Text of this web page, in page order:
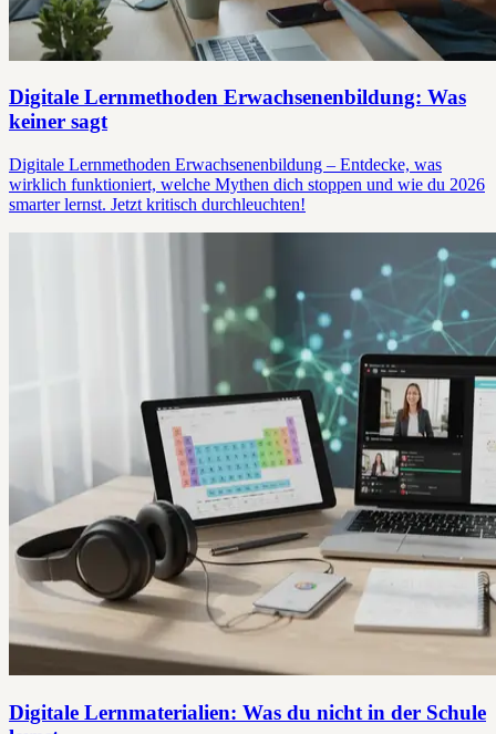
Digitale Lernmethoden Erwachsenenbildung: Was
keiner sagt
Digitale Lernmethoden Erwachsenenbildung – Entdecke, was
wirklich funktioniert, welche Mythen dich stoppen und wie du 2026
smarter lernst. Jetzt kritisch durchleuchten!
Digitale Lernmaterialien: Was du nicht in der Schule